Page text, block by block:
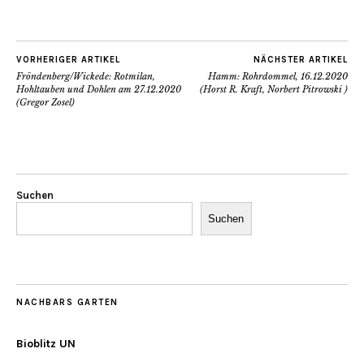
VORHERIGER ARTIKEL
Fröndenberg/Wickede: Rotmilan,
Hohltauben und Dohlen am 27.12.2020
(Gregor Zosel)
NÄCHSTER ARTIKEL
Hamm: Rohrdommel, 16.12.2020
(Horst R. Kraft, Norbert Pitrowski )
Suchen
Suchen
NACHBARS GARTEN
Bioblitz UN